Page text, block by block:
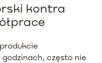
kontra
godzinach, często nie